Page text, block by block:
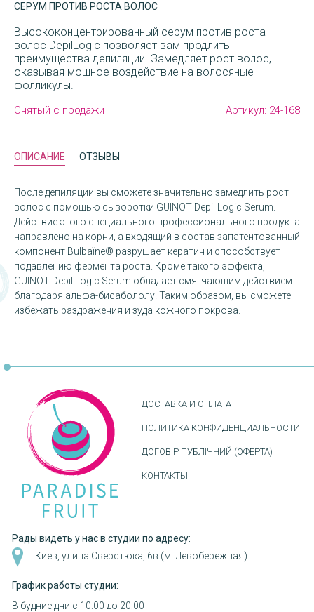
СЕРУМ ПРОТИВ РОСТА ВОЛОС
Высококонцентрированный серум против роста
волос DepilLogic позволяет вам продлить
преимущества депиляции. Замедляет рост волос,
оказывая мощное воздействие на волосяные
фолликулы.
Снятый с продажи Артикул: 24-168
ОПИСАНИЕ ОТЗЫВЫ
После депиляции вы сможете значительно замедлить рост
волос с помощью сыворотки GUINOT Depil Logic Serum.
Действие этого специального профессионального продукта
направлено на корни, а входящий в состав запатентованный
компонент Bulbaïne® разрушает кератин и способствует
подавлению фермента роста. Кроме такого эффекта,
GUINOT Depil Logic Serum обладает смягчающим действием
благодаря альфа-бисабололу. Таким образом, вы сможете
избежать раздражения и зуда кожного покрова.
ДОСТАВКА И ОПЛАТА
ПОЛИТИКА КОНФИДЕНЦИАЛЬНОСТИ
ДОГОВІР ПУБЛІЧНИЙ (ОФЕРТА)
КОНТАКТЫ
Рады видеть у нас в студии по адресу:
Киев, улица Сверстюка, 6в (м. Левобережная)
График работы студии:
В будние дни с 10:00 до 20:00